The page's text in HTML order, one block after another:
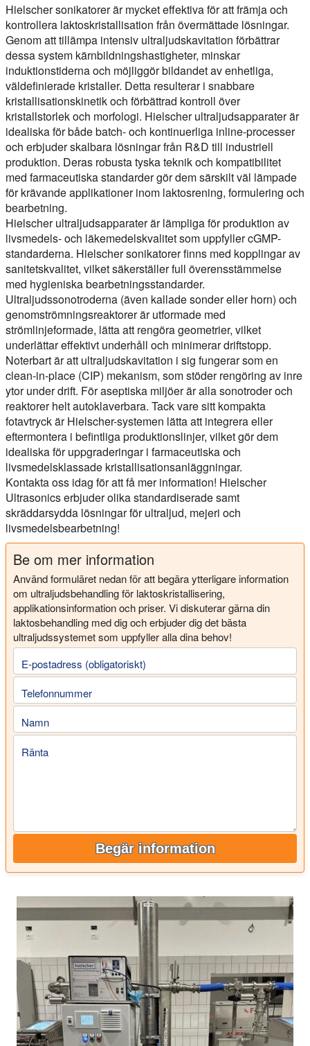
Hielscher sonikatorer är mycket effektiva för att främja och
kontrollera laktoskristallisation från övermättade lösningar.
Genom att tillämpa intensiv ultraljudskavitation förbättrar
dessa system kärnbildningshastigheter, minskar
induktionstiderna och möjliggör bildandet av enhetliga,
väldefinierade kristaller. Detta resulterar i snabbare
kristallisationskinetik och förbättrad kontroll över
kristallstorlek och morfologi. Hielscher ultraljudsapparater är
idealiska för både batch- och kontinuerliga inline-processer
och erbjuder skalbara lösningar från R&D till industriell
produktion. Deras robusta tyska teknik och kompatibilitet
med farmaceutiska standarder gör dem särskilt väl lämpade
för krävande applikationer inom laktosrening, formulering och
bearbetning.
Hielscher ultraljudsapparater är lämpliga för produktion av
livsmedels- och läkemedelskvalitet som uppfyller cGMP-
standarderna. Hielscher sonikatorer finns med kopplingar av
sanitetskvalitet, vilket säkerställer full överensstämmelse
med hygieniska bearbetningsstandarder.
Ultraljudssonotroderna (även kallade sonder eller horn) och
genomströmningsreaktorer är utformade med
strömlinjeformade, lätta att rengöra geometrier, vilket
underlättar effektivt underhåll och minimerar driftstopp.
Noterbart är att ultraljudskavitation i sig fungerar som en
clean-in-place (CIP) mekanism, som stöder rengöring av inre
ytor under drift. För aseptiska miljöer är alla sonotroder och
reaktorer helt autoklaverbara. Tack vare sitt kompakta
fotavtryck är Hielscher-systemen lätta att integrera eller
eftermontera i befintliga produktionslinjer, vilket gör dem
idealiska för uppgraderingar i farmaceutiska och
livsmedelsklassade kristallisationsanläggningar.
Kontakta oss idag för att få mer information! Hielscher
Ultrasonics erbjuder olika standardiserade samt
skräddarsydda lösningar för ultraljud, mejeri och
livsmedelsbearbetning!
Be om mer information
Använd formuläret nedan för att begära ytterligare information
om ultraljudsbehandling för laktoskristallisering,
applikationsinformation och priser. Vi diskuterar gärna din
laktosbehandling med dig och erbjuder dig det bästa
ultraljudssystemet som uppfyller alla dina behov!
E-postadress (obligatoriskt)
Telefonnummer
Namn
Ränta
Begär information